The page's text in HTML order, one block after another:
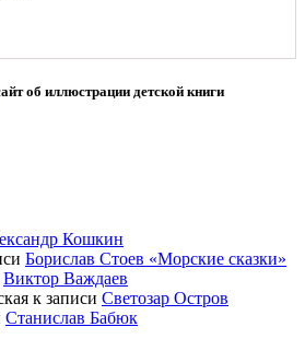
об иллюстрации детской книги
Кошкин
Борислав Стоев «Морские сказки»
Виктор Важдаев
к записи Светозар Остров
Станислав Бабюк